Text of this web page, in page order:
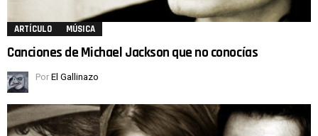
ARTÍCULO MÚSICA
Canciones de Michael Jackson que no conocías
Por El Gallinazo